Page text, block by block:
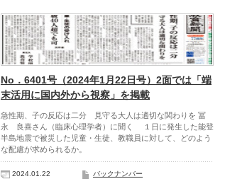
No．6401号（2024年1月22日号）2面では「端
末活用に国内外から視察」を掲載
急性期、子の反応は二分 見守る大人は適切な関わりを 冨
永 良喜さん（臨床心理学者）に聞く １日に発生した能登
半島地震で被災した児童・生徒、教職員に対して、どのよう
な配慮が求められるか。
2024.01.22 バックナンバー